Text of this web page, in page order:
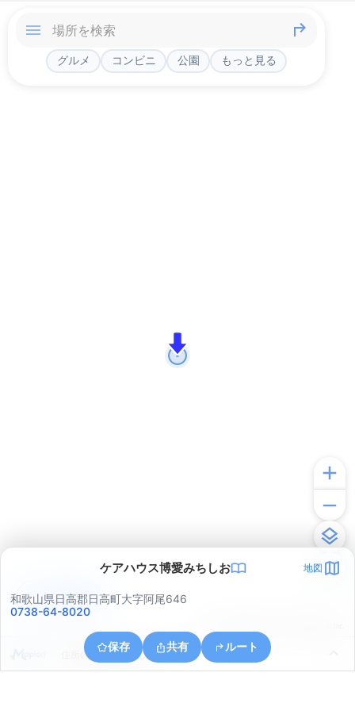
グルメ コンビニ 公園 もっと見る
ケアハウス博愛みちしお 地図
和歌山県日高郡日高町大字阿尾646
0738-64-8020
保存 共有 ルート
住所の取得に失敗しました
アプリで見る